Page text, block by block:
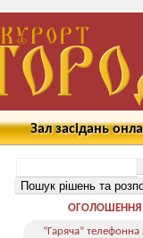
Зал засідань
ОГОЛОШЕННЯ
“Гаряча” телефонна